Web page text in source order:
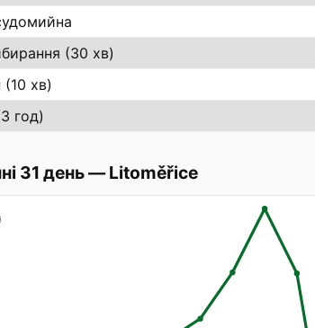
(30 хв)
хв)
год)
31 день—Litoměřice